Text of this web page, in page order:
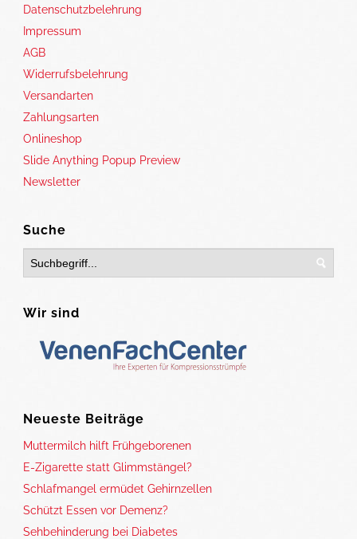
Datenschutzbelehrung
Impressum
AGB
Widerrufsbelehrung
Versandarten
Zahlungsarten
Onlineshop
Slide Anything Popup Preview
Newsletter
Suche
Wir sind
Neueste Beiträge
Muttermilch hilft Frühgeborenen
E-Zigarette statt Glimmstängel?
Schlafmangel ermüdet Gehirnzellen
Schützt Essen vor Demenz?
Sehbehinderung bei Diabetes